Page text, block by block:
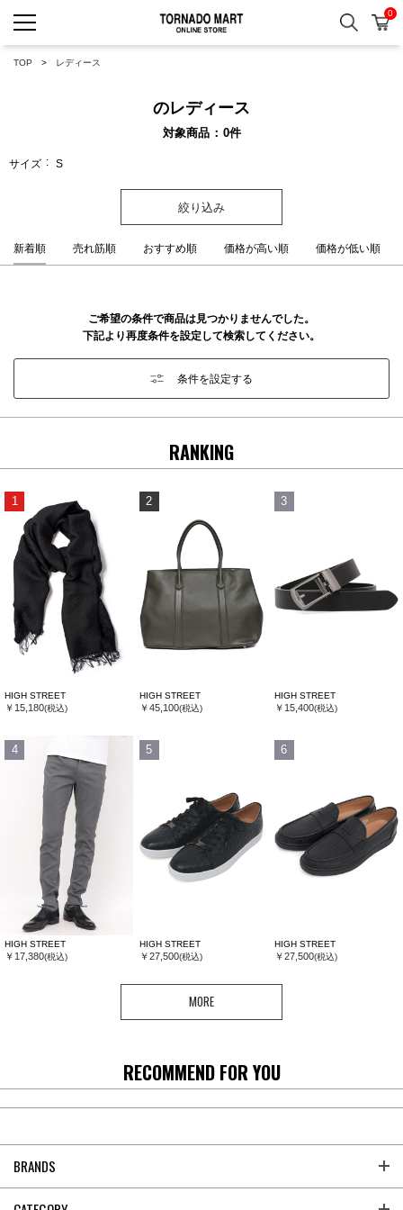
検索 カ
0
TOP レディース
のレディース
対象商品 0件
サイズ S
絞り込み
新着順 売れ筋順 おすすめ順 価格が高い順 価格が低い順
ご希望の条件で商品は見つかりませんでした。
下記より再度条件を設定して検索してください。
条件を設定する
RANKING
1
HIGH STREET
￥15,180(税込)
2
HIGH STREET
￥45,100(税込)
3
HIGH STREET
￥15,400(税込)
4
HIGH STREET
￥17,380(税込)
5
HIGH STREET
￥27,500(税込)
6
HIGH STREET
￥27,500(税込)
MORE
RECOMMEND FOR YOU
BRANDS